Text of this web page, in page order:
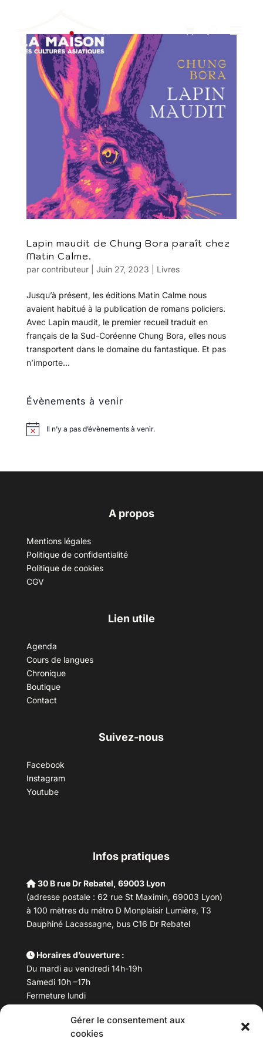
Gérer le consentement aux
cookies
Lapin maudit de Chung Bora paraît chez
Matin Calme.
par contributeur| Juin 27, 2023 Livres
Jusqu’à présent, les éditions Matin Calme nous
avaient habitué à la publication de romans policiers.
Avec Lapin maudit, le premier recueil traduit en
français de la Sud-Coréenne Chung Bora, elles nous
transportent dans le domaine du fantastique. Et pas
n’importe...
Évènements à venir
Il n’y a pas d’évènements à venir.
A propos
Mentions légales
Politique de confidentialité
Politique de cookies
CGV
Lien utile
Agenda
Cours de langues
Chronique
Boutique
Contact
Suivez-nous
Facebook
Instagram
Youtube
Infos pratiques
30 B rue Dr Rebatel, 69003 Lyon
(adresse postale : 62 rue St Maximin, 69003 Lyon)
à 100 mètres du métro D Monplaisir Lumière, T3
Dauphiné Lacassagne, bus C16 Dr Rebatel
Horaires d’ouverture :
Du mardi au vendredi 14h-19h
Samedi 10h –17h
Fermeture lundi
Téléphone : 04 78 53 06 40
maisondesculturesasiatiques@asiexpo.com